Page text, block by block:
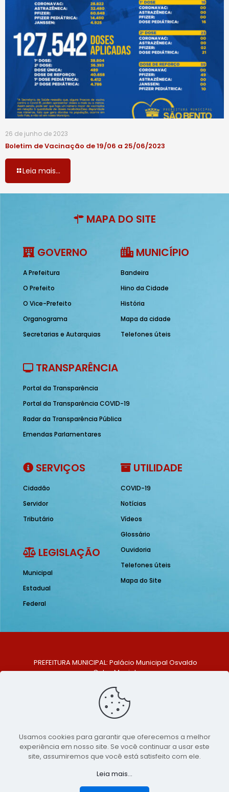
26 de junho de 2023
Boletim de Vacinação de 19/06 a 25/06/2023
Leia mais...
MAPA DO SITE
GOVERNO
A Prefeitura
O Prefeito
O Vice-Prefeito
Organograma
Secretarias e Autarquias
MUNICÍPIO
Bandeira
Hino da Cidade
História
Mapa da cidade
Telefones úteis
TRANSPARÊNCIA
Portal da Transparência
Portal da Transparência COVID-19
Radar da Transparência Pública
Emendas Parlamentares
SERVIÇOS
Cidadão
Servidor
Tributário
LEGISLAÇÃO
Municipal
Estadual
Federal
UTILIDADE
COVID-19
Notícias
Vídeos
Glossário
Ouvidoria
Telefones úteis
Mapa do Site
PREFEITURA MUNICIPAL: Palácio Municipal Osvaldo
Celso Maciel
Centro, São Bento do Una - PE. CEP: 553370-128
TELEFONE: (81) 99548-1569
E-MAIL: ouvidoria@saobentodouna.pe.gov.br
Copyright 2021-2026 - Assessoria de Comunicação da
Prefeitura de São Bento do Una - PE
publicidadeLumusWeb - Agência Digital
Usamos cookies para garantir que oferecemos a melhor
experiência em nosso site. Se você continuar a usar este
site, assumiremos que você está satisfeito com ele.
Leia mais...